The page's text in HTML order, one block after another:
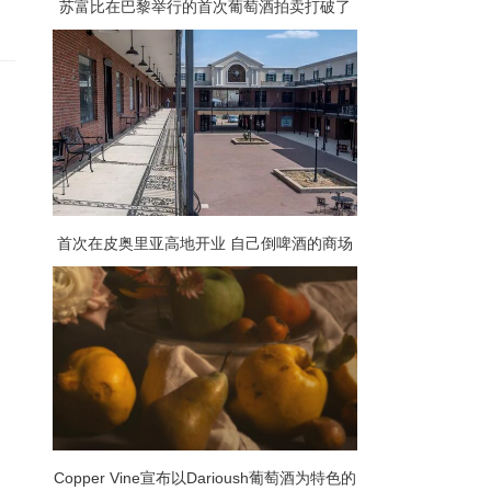
苏富比在巴黎举行的首次葡萄酒拍卖打破了
150万美元的估价
首次在皮奥里亚高地开业 自己倒啤酒的商场
扩展到四城市
Copper Vine宣布以Darioush葡萄酒为特色的